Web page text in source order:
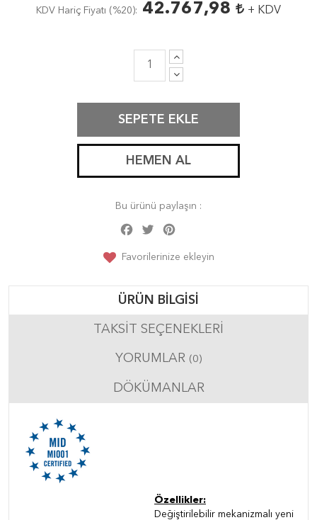
KDV Hariç Fiyatı ( %20 ) 42.767,98 + KDV
SEPETE EKLE
HEMEN AL
Bu ürünü paylaşın :
Facebook
Twitter
Favorilerinize ekleyin
ÜRÜN BILGISI
TAKSIT SEÇENEKLERI
YORUMLAR (0)
DÖKÜMANLAR
Özellikler:
Değiştirilebilir mekanizmalı yeni